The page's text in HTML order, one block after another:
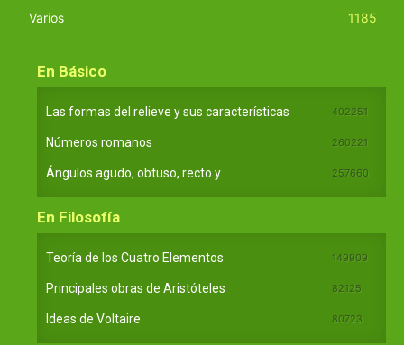
Varios
1185
En Básico
Las formas del relieve y sus características 402251
Números romanos 260221
Ángulos agudo, obtuso, recto y... 257660
En Filosofía
Teoría de los Cuatro Elementos 149909
Principales obras de Aristóteles 82125
Ideas de Voltaire 80723